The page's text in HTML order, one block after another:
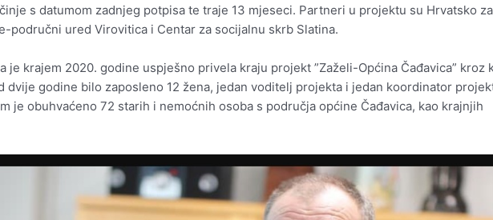
s datumom zadnjeg potpisa te traje 13 mjeseci. Partneri u projektu su Hrvatsko
područni ured Virovitica i Centar za socijalnu skrb Slatina.
je krajem 2020. godine uspješno privela kraju projekt ”Zaželi-Općina Čađavica” kroz
dvije godine bilo zaposleno 12 žena, jedan voditelj projekta i jedan koordinator
je obuhvaćeno 72 starih i nemoćnih osoba s područja općine Čađavica, kao krajnjih